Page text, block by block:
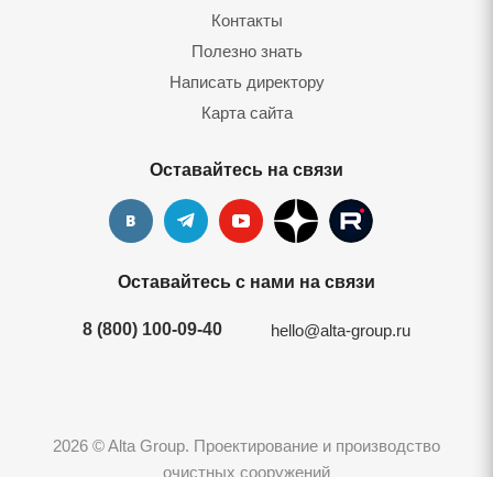
Контакты
Полезно знать
Написать директору
Карта сайта
Оставайтесь на связи
Оставайтесь с нами на связи
8 (800) 100-09-40 hello@alta-group.ru
2026 © Alta Group. Проектирование и производство
очистных сооружений